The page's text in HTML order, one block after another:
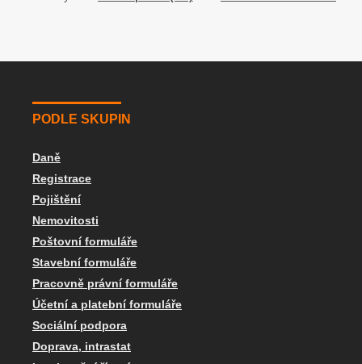
PODLE SKUPIN
Daně
Registrace
Pojištění
Nemovitosti
Poštovní formuláře
Stavební formuláře
Pracovně právní formuláře
Účetní a platební formuláře
Sociální podpora
Doprava, intrastat